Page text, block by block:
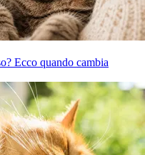
Ecco quando cambia